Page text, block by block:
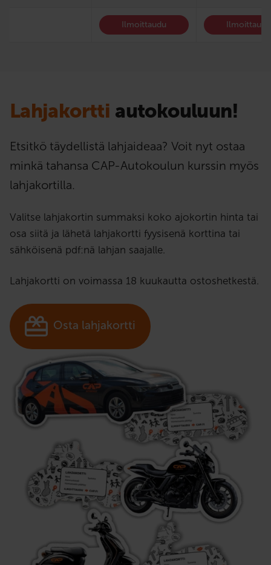
Ilmoittaudu Ilmoittaudu
Lahjakortti autokouluun!
Etsitkö täydellistä lahjaideaa? Voit nyt ostaa
minkä tahansa CAP-Autokoulun kurssin myös
lahjakortilla.
Valitse lahjakortin summaksi koko ajokortin hinta tai
osa siitä ja lähetä lahjakortti fyysisenä korttina tai
sähköisenä pdf:nä lahjan saajalle.
Lahjakortti on voimassa 18 kuukautta ostoshetkestä.
Osta lahjakortti